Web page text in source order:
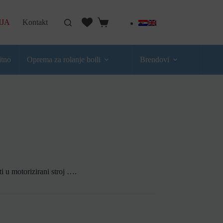
Kontakt
Oprema za rolanje boili Brendovi
u motorizirani stroj ….